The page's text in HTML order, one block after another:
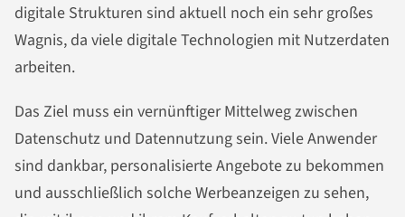
digitale Strukturen sind aktuell noch ein sehr großes
Wagnis, da viele digitale Technologien mit Nutzerdaten
arbeiten.
Das Ziel muss ein vernünftiger Mittelweg zwischen
Datenschutz und Datennutzung sein. Viele Anwender
sind dankbar, personalisierte Angebote zu bekommen
und ausschließlich solche Werbeanzeigen zu sehen,